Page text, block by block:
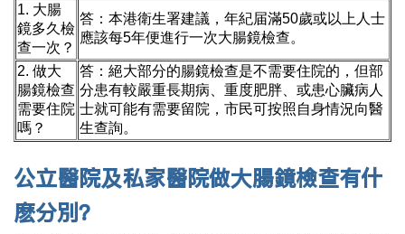
1. 大腸
鏡多久檢
查一次？
答：本港衛生署建議，年紀届滿50歲或以上人士
應該每5年便進行一次大腸鏡檢查。
2. 做大
腸鏡檢查
需要住院
嗎？
答：絕大部分的腸鏡檢查是不需要住院的，但部
分患有較嚴重長期病、重度肥胖、或患心臟病人
士就可能有需要留院，市民可按照自身情況向醫
生查詢。
公立醫院及私家醫院做大腸鏡檢查有什
麽分別？